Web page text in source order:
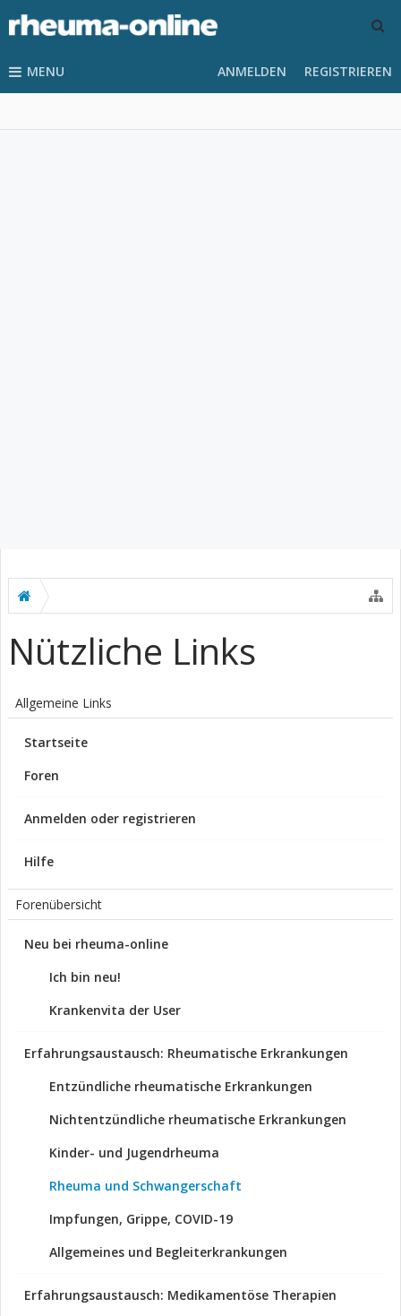
MENU ANMELDEN REGISTRIEREN
Nützliche Links
Allgemeine Links
Startseite
Foren
Anmelden oder registrieren
Hilfe
Forenübersicht
Neu bei rheuma-online
Ich bin neu!
Krankenvita der User
Erfahrungsaustausch: Rheumatische Erkrankungen
Entzündliche rheumatische Erkrankungen
Nichtentzündliche rheumatische Erkrankungen
Kinder- und Jugendrheuma
Rheuma und Schwangerschaft
Impfungen, Grippe, COVID-19
Allgemeines und Begleiterkrankungen
Erfahrungsaustausch: Medikamentöse Therapien